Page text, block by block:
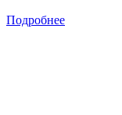
Подробнее